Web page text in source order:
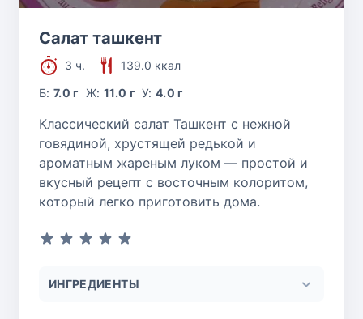
Салат ташкент
3 ч.
139.0 ккал
Б:7.0 г Ж: 11.0 г У:4.0 г
Классический салат Ташкент с нежной
говядиной, хрустящей редькой и
ароматным жареным луком — простой и
вкусный рецепт с восточным колоритом,
который легко приготовить дома.
ИНГРЕДИЕНТЫ